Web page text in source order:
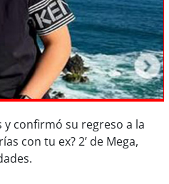
confirmó su regreso a la
con tu ex? 2’ de Mega,